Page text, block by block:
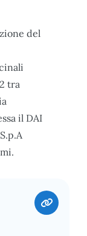
del
tra
il DAI